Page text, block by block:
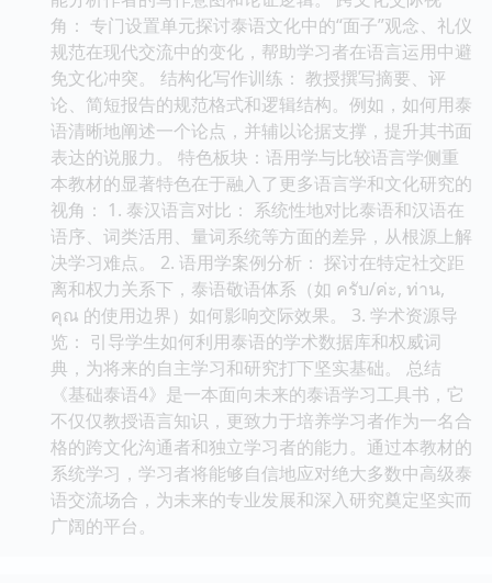
角： 专门设置单元探讨泰语文化中的“面子”观念、礼仪
规范在现代交流中的变化，帮助学习者在语言运用中避
免文化冲突。 结构化写作训练： 教授撰写摘要、评
论、简短报告的规范格式和逻辑结构。例如，如何用泰
语清晰地阐述一个论点，并辅以论据支撑，提升其书面
表达的说服力。 特色板块：语用学与比较语言学侧重
本教材的显著特色在于融入了更多语言学和文化研究的
视角： 1. 泰汉语言对比： 系统性地对比泰语和汉语在
语序、词类活用、量词系统等方面的差异，从根源上解
决学习难点。 2. 语用学案例分析： 探讨在特定社交距
离和权力关系下，泰语敬语体系（如 ครับ/ค่ะ, ท่าน,
คุณ 的使用边界）如何影响交际效果。 3. 学术资源导
览： 引导学生如何利用泰语的学术数据库和权威词
典，为将来的自主学习和研究打下坚实基础。 总结
《基础泰语4》是一本面向未来的泰语学习工具书，它
不仅仅教授语言知识，更致力于培养学习者作为一名合
格的跨文化沟通者和独立学习者的能力。通过本教材的
系统学习，学习者将能够自信地应对绝大多数中高级泰
语交流场合，为未来的专业发展和深入研究奠定坚实而
广阔的平台。